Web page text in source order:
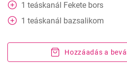
1 teáskanál Fekete bors
1 teáskanál bazsalikom
Hozzáadás a